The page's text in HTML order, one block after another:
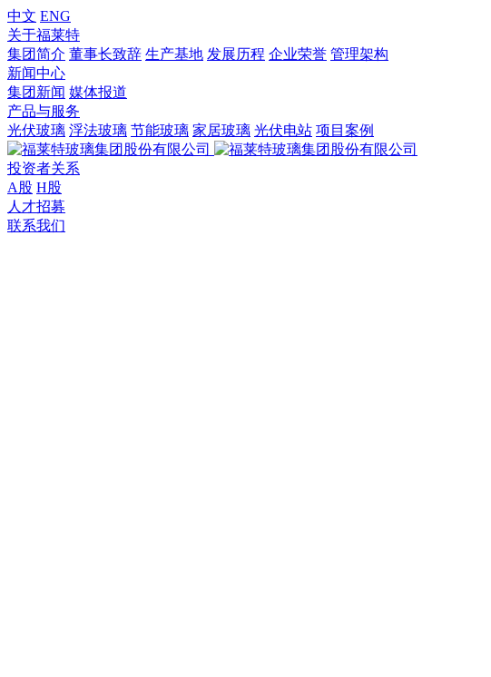
中文 ENG
关于福莱特
集团简介 董事长致辞 生产基地 发展历程 企业荣誉 管理架构
新闻中心
集团新闻 媒体报道
产品与服务
光伏玻璃 浮法玻璃 节能玻璃 家居玻璃 光伏电站 项目案例
投资者关系
A股 H股
人才招募
联系我们